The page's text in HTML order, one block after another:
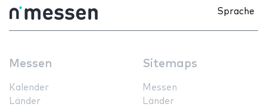
Sprache
Messen
Kalender
Länder
Sitemaps
Messen
Länder